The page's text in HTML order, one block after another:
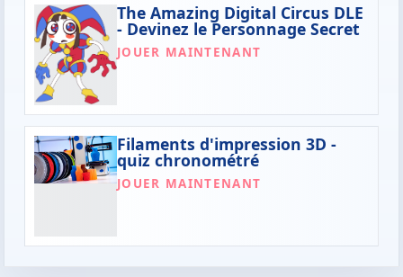
The Amazing Digital Circus DLE
- Devinez le Personnage Secret
JOUER MAINTENANT
Filaments d'impression 3D -
quiz chronométré
JOUER MAINTENANT